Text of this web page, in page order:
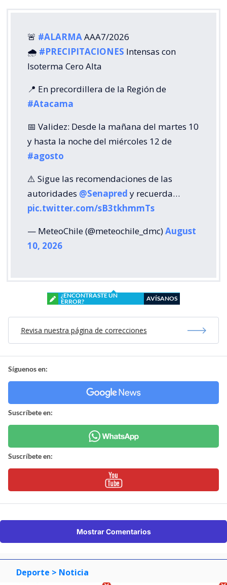
🚨 #ALARMAAAA7/2026
🌧️ #PRECIPITACIONES Intensas con
Isoterma Cero Alta
📍 En precordillera de la Región de
#Atacama
📅 Validez: Desde la mañana del martes 10
y hasta la noche del miércoles 12 de
#agosto
⚠️ Sigue las recomendaciones de las
autoridades @Senapred y recuerda…
pic.twitter.com/sB3tkhmmTs
— MeteoChile (@meteochile_dmc)August
10, 2026
¿ENCONTRASTE UN
ERROR?
AVÍSANOS
Revisa nuestra página de correcciones
Síguenos en:
Suscríbete en:
Suscríbete en:
Mostrar Comentarios
Deporte > Noticia